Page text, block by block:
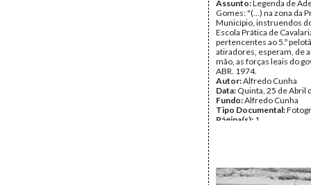
Assunto:Legenda de
Gomes: "(...) na zona da
Município, instruendos
Escola Prática de
pertencentes ao 5.º
atiradores, esperam, de
mão, as forças leais do
ABR. 1974.
Autor:Alfredo Cunha
Data: Quinta, 25 de Abril
Fundo:Alfredo Cunha
Tipo Documental:
Página(s): 1